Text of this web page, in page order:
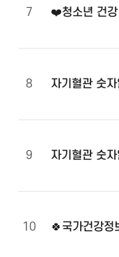
7 ❤️청소년 건강
8
9 자기혈관 숫
10